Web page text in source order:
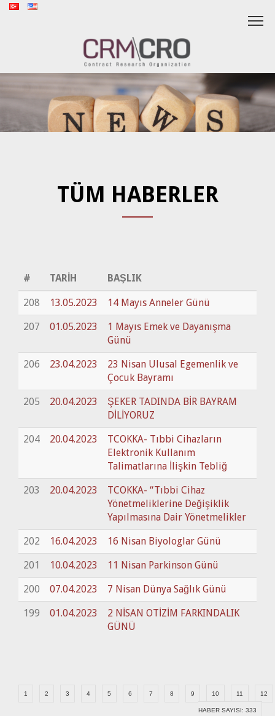
TÜM HABERLER
# TARİH BAŞLIK
208 13.05.2023 14 Mayıs Anneler Günü
207 01.05.2023
1 Mayıs Emek ve Dayanışma
Günü
206 23.04.2023
23 Nisan Ulusal Egemenlik ve
Çocuk Bayramı
205 20.04.2023
ŞEKER TADINDA BİR BAYRAM
DİLİYORUZ
204 20.04.2023
TCOKKA- Tıbbi Cihazların
Elektronik Kullanım
Talimatlarına İlişkin Tebliğ
203 20.04.2023
TCOKKA- “Tıbbi Cihaz
Yönetmeliklerine Değişiklik
Yapılmasına Dair Yönetmelikler
202 16.04.2023 16 Nisan Biyologlar Günü
201 10.04.2023 11 Nisan Parkinson Günü
200 07.04.2023 7 Nisan Dünya Sağlık Günü
199 01.04.2023
2 NİSAN OTİZİM FARKINDALIK
GÜNÜ
1 2 3 4 5 6 7 8 9 10 11 12
HABER SAYISI: 333